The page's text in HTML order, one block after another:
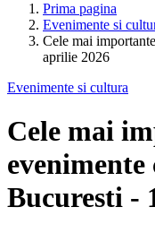
Prima pagina
Evenimente si
Cele mai
aprilie 2026
Evenimente si cultura
Cele mai
Bucuresti -